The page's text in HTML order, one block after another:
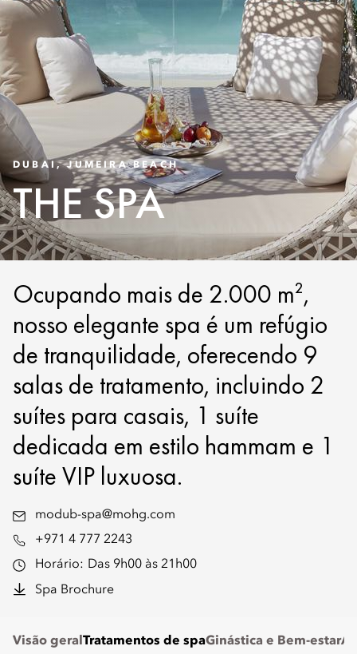
DUBAI, JUMEIRA BEACH
THE SPA
Ocupando mais de 2.000 m²,
nosso elegante spa é um refúgio
de tranquilidade, oferecendo 9
salas de tratamento, incluindo 2
suítes para casais, 1 suíte
dedicada em estilo hammam e 1
suíte VIP luxuosa.
modub-spa@mohg.com
+971 4 777 2243
Horário: Das 9h00 às 21h00
Spa Brochure
Visão geral Tratamentos de spaGinástica e Bem-estar